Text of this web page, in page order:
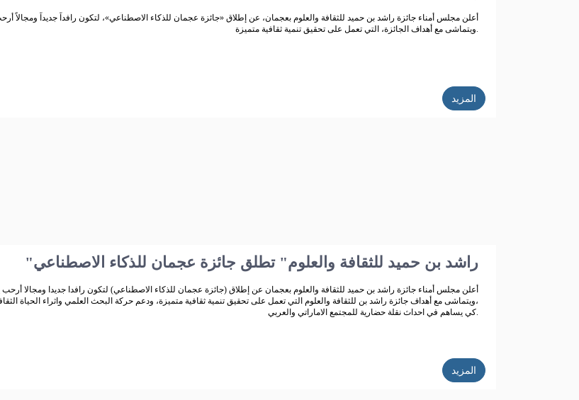
أعلن مجلس أمناء جائزة راشد بن حميد للثقافة والعلوم بعجمان، عن إطلاق «جائزة عجمان للذكاء الاصطناعي»، لتكون رافداً جديداً ومجالاً
ويتماشى مع أهداف الجائزة، التي تعمل على تحقيق تنمية ثقافية متميزة.
المزيد
"راشد بن حميد للثقافة والعلوم" تطلق جائزة عجمان للذكاء الاصطناعي
أعلن مجلس أمناء جائزة راشد بن حميد للثقافة والعلوم بعجمان عن إطلاق (جائزة عجمان للذكاء الاصطناعي) لتكون رافدا جديدا ومجالا أرحب
،ويتماشى مع أهداف جائزة راشد بن للثقافة والعلوم التي تعمل على تحقيق تنمية ثقافية متميزة، ودعم حركة البحث العلمي واثراء الحياة
كي يساهم في احداث نقلة حضارية للمجتمع الاماراتي والعربي.
المزيد